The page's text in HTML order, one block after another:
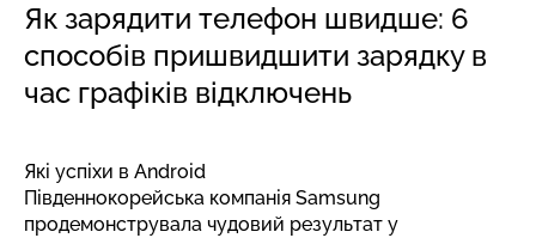
Як зарядити телефон швидше: 6
способів пришвидшити зарядку в
час графіків відключень
Які успіхи в Android
Південнокорейська компанія Samsung
продемонструвала чудовий результат у